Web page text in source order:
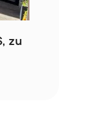
zu